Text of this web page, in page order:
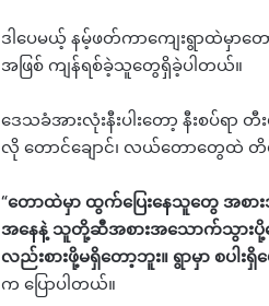
ဒါပေမယ့် နမ့်ဖတ်ကာကျေးရွာထဲမှ
အဖြစ် ကျန်ရစ်ခဲ့သူတွေရှိခဲ့ပါတယ်။
ဒေသခံအားလုံးနီးပါးတော့ နီးစပ်ရာ
လို တောင်ချောင်၊ လယ်တောတွေထဲ
“တောထဲမှာ ထွက်ပြေးနေသူတွေ အစ
အနေနဲ့ သူတို့ဆီအစားအသောက်သွားပို့
လည်းစားဖို့မရှိတော့ဘူး။ ရွာမှာ စပ
က ပြောပါတယ်။